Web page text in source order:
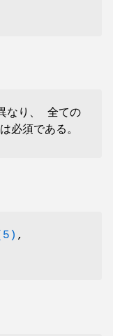
り、 全ての
必須である。
,